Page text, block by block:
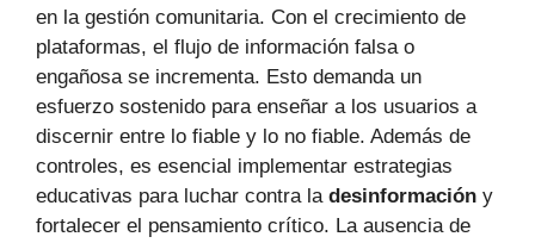
en la gestión comunitaria. Con el crecimiento de
plataformas, el flujo de información falsa o
engañosa se incrementa. Esto demanda un
esfuerzo sostenido para enseñar a los usuarios a
discernir entre lo fiable y lo no fiable. Además de
controles, es esencial implementar estrategias
educativas para luchar contra la desinformación y
fortalecer el pensamiento crítico. La ausencia de